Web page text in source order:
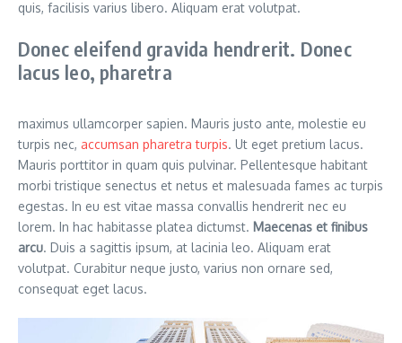
quis, facilisis varius libero. Aliquam erat volutpat.
Donec eleifend gravida hendrerit. Donec
lacus leo, pharetra
maximus ullamcorper sapien. Mauris justo ante, molestie eu
turpis nec, accumsan pharetra turpis. Ut eget pretium lacus.
Mauris porttitor in quam quis pulvinar. Pellentesque habitant
morbi tristique senectus et netus et malesuada fames ac turpis
egestas. In eu est vitae massa convallis hendrerit nec eu
lorem. In hac habitasse platea dictumst. Maecenas et finibus
arcu. Duis a sagittis ipsum, at lacinia leo. Aliquam erat
volutpat. Curabitur neque justo, varius non ornare sed,
consequat eget lacus.